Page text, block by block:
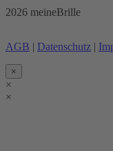
2026 meineBrille
AGB | Datenschutz |
×
×
×